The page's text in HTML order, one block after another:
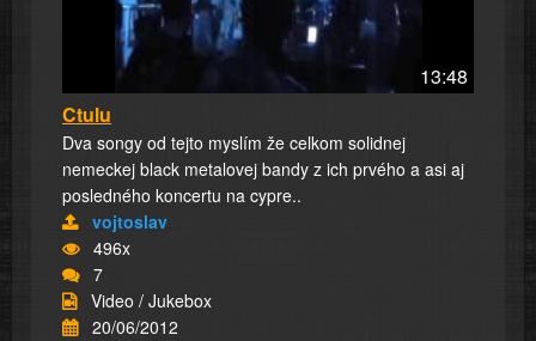
13:48
Ctulu
Dva songy od tejto myslím že celkom solidnej
nemeckej black metalovej bandy z ich prvého a asi aj
posledného koncertu na cypre..
vojtoslav
496x
7
Video / Jukebox
20/06/2012